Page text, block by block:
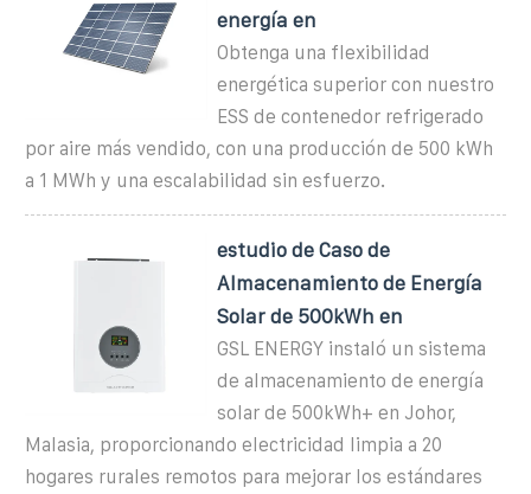
energía en
Obtenga una flexibilidad
energética superior con nuestro
ESS de contenedor refrigerado
por aire más vendido, con una producción de 500 kWh
a 1 MWh y una escalabilidad sin esfuerzo.
estudio de Caso de
Almacenamiento de Energía
Solar de 500kWh en
GSL ENERGY instaló un sistema
de almacenamiento de energía
solar de 500kWh+ en Johor,
Malasia, proporcionando electricidad limpia a 20
hogares rurales remotos para mejorar los estándares